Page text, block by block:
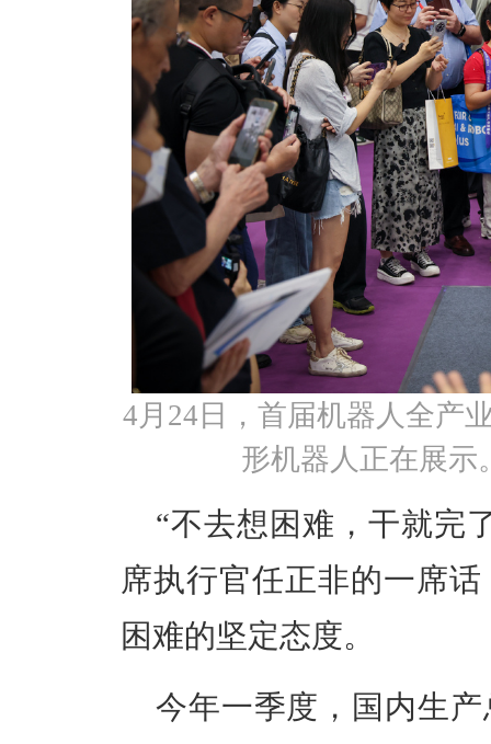
4月24日，首届机器人全产
形机器人正在展示
“不去想困难，干就完
席执行官任正非的一席
困难的坚定态度。
今年一季度，国内生